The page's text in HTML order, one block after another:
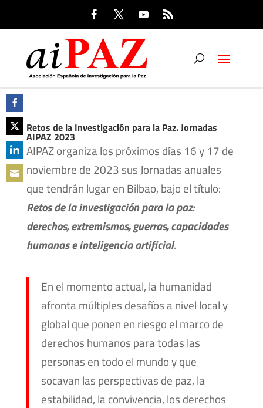
Retos de la Investigación para la Paz. Jornadas
AIPAZ 2023
AIPAZ organiza los próximos días 16 y 17 de
noviembre de 2023 sus Jornadas anuales
que tendrán lugar en Bilbao, bajo el título:
Retos de la investigación para la paz:
derechos, extremismos, guerras, capacidades
humanas e inteligencia artificial.
En el momento actual, la humanidad
afronta múltiples desafíos a nivel local y
global que ponen en riesgo el marco de
derechos humanos para todas las
personas en todo el mundo y que
socavan las perspectivas de paz, la
estabilidad, la convivencia, los derechos
Share
on
Facebook
Share
on
Twitter
Share
on
LinkedIn
Share
Email